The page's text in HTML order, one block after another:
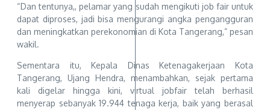
“Dan tentunya,, pelamar yang sudah mengikuti job fair untuk
dapat diproses, jadi bisa mengurangi angka pengangguran
dan meningkatkan perekonomian di Kota Tangerang,” pesan
wakil.
Sementara itu, Kepala Dinas Ketenagakerjaan Kota
Tangerang, Ujang Hendra, menambahkan, sejak pertama
kali digelar hingga kini, virtual jobfair telah berhasil
menyerap sebanyak 19.944 tenaga kerja, baik yang berasal